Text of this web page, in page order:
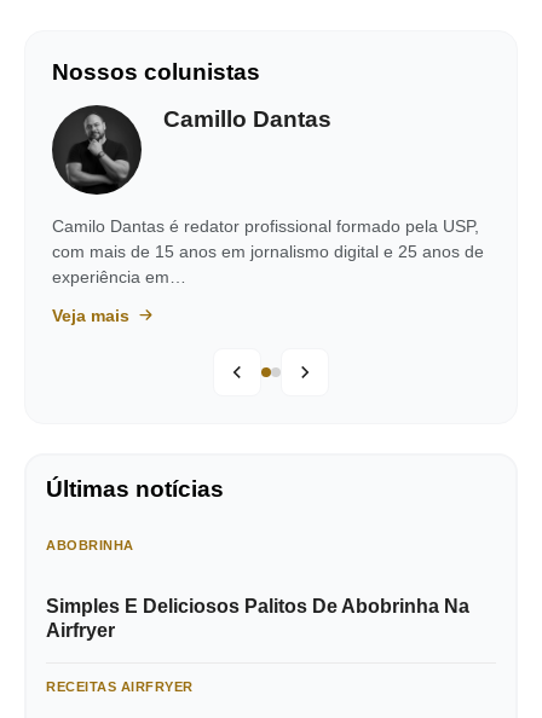
Nossos colunistas
Camillo Dantas
Camilo Dantas é redator profissional formado pela USP,
com mais de 15 anos em jornalismo digital e 25 anos de
experiência em…
Veja mais
Últimas notícias
ABOBRINHA
Simples E Deliciosos Palitos De Abobrinha Na
Airfryer
RECEITAS AIRFRYER